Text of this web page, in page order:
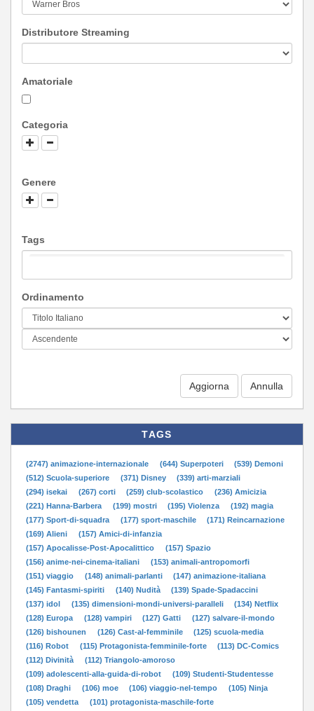
Distributore Streaming
Amatoriale
Categoria
Genere
Tags
Ordinamento
Aggiorna
TAGS
(2747) animazione-internazionale (644) Superpoteri
(539) Demoni
(512) Scuola-superiore
(371) Disney
(339) arti-marziali
(294) isekai
(267) corti (259) club-scolastico
(236) Amicizia
(221) Hanna-Barbera
(199) mostri (195) Violenza
(192) magia
(177) Sport-di-squadra
(177) sport-maschile
(171) Reincarnazione
(169) Alieni
(157) Amici-di-infanzia
(157) Apocalisse-Post-Apocalittico
(157) Spazio
(156) anime-nei-cinema-italiani
(153) animali-antropomorfi
(151) viaggio
(148) animali-parlanti
(147) animazione-italiana
(145) Fantasmi-spiriti
(140) Nudità
(139) Spade-Spadaccini
(137) idol
(135) dimensioni-mondi-universi-paralleli
(134) Netflix
(128) Europa
(128) vampiri (127) Gatti
(127) salvare-il-mondo
(126) bishounen
(126) Cast-al-femminile
(125) scuola-media
(116) Robot
(115) Protagonista-femminile-forte
(113) DC-Comics
(112) Divinità
(112) Triangolo-amoroso
(109) adolescenti-alla-guida-di-robot
(109) Studenti-Studentesse
(108) Draghi
(106) moe (106) viaggio-nel-tempo
(105) Ninja
(105) vendetta
(101) protagonista-maschile-forte